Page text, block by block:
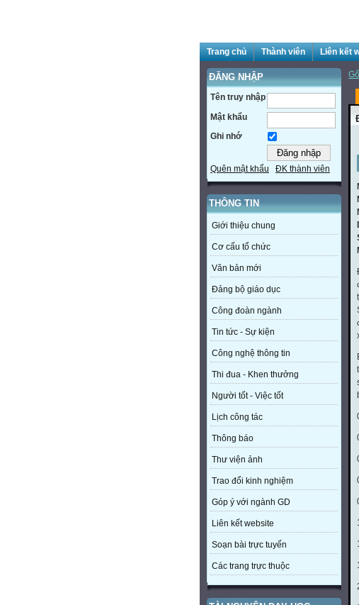
Trang chủ Thành viên Liên kết
ĐĂNG NHẬP
Tên truy nhập
Mật khẩu
Ghi nhớ
Quên mật khẩu ĐK thành viên
THÔNG TIN
Giới thiệu chung
Cơ cấu tổ chức
Văn bản mới
Đảng bộ giáo dục
Công đoàn ngành
Tin tức - Sự kiện
Công nghệ thông tin
Thi đua - Khen thưởng
Người tốt - Việc tốt
Lịch công tác
Thông báo
Thư viện ảnh
Trao đổi kinh nghiệm
Góp ý với ngành GD
Liên kết website
Soạn bài trực tuyến
Các trang trực thuộc